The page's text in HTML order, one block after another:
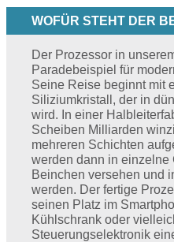
WOFÜR STEHT DER
Der Prozessor in
Paradebeispiel für
Seine Reise beginnt mit
Siliziumkristall, der in
wird. In einer
Scheiben Milliarden
mehreren Schichten
werden dann in einzelne
Beinchen versehen und
werden. Der fertige
seinen Platz im
Kühlschrank oder
Steuerungselektronik